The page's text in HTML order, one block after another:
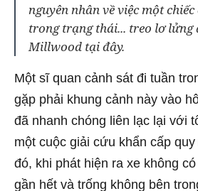
nguyên nhân về việc một
trong trạng thái... treo lơ lửng
Millwood tại đây.
Một sĩ quan cảnh sát đi tuần
gặp phải khung cảnh này vào
đã nhanh chóng liên lạc lại với
một cuộc giải cứu khẩn cấp
đó, khi phát hiện ra xe không
gần hết và trống không bên